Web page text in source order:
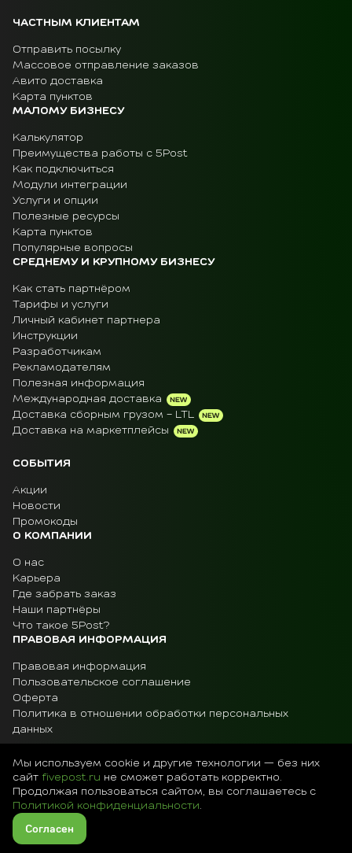
ЧАСТНЫМ КЛИЕНТАМ
Отправить посылку
Массовое отправление заказов
Авито доставка
Карта пунктов
МАЛОМУ БИЗНЕСУ
Калькулятор
Преимущества работы с 5Post
Как подключиться
Модули интеграции
Услуги и опции
Полезные ресурсы
Карта пунктов
Популярные вопросы
СРЕДНЕМУ И КРУПНОМУ БИЗНЕСУ
Как стать партнёром
Тарифы и услуги
Личный кабинет партнера
Инструкции
Разработчикам
Рекламодателям
Полезная информация
Международная доставка
Доставка сборным грузом - LTL
Доставка на маркетплейсы
СОБЫТИЯ
Акции
Новости
Промокоды
О КОМПАНИИ
О нас
Карьера
Где забрать заказ
Наши партнёры
Что такое 5Post?
ПРАВОВАЯ ИНФОРМАЦИЯ
Правовая информация
Пользовательское соглашение
Оферта
Политика в отношении обработки персональных
данных
Остались вопросы?
Читать FAQ Создать заявку
©2019 — 2026, 5Post
Мы используем cookie и другие технологии — без них
сайт fivepost.ru не сможет работать корректно.
Продолжая пользоваться сайтом, вы соглашаетесь с
Политикой конфиденциальности.
Согласен